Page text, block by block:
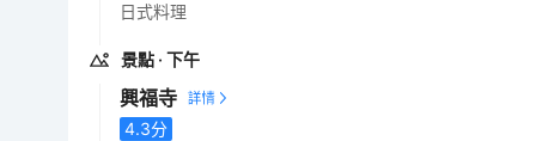
日式料理
景點 · 下午
興福寺
4.3分